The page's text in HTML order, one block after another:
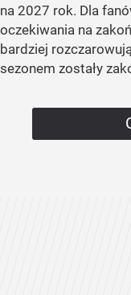
na 2027 rok. Dla
oczekiwania na
bardziej
sezonem zostały